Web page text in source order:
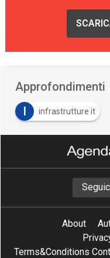
Approfondimenti
I
infrastrutture it
S sicurezza IT
About
Terms&Conditions